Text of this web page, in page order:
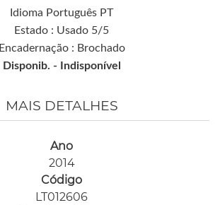
Idioma Português PT
Estado : Usado 5/5
Encadernação : Brochado
Disponib. -
Indisponível
MAIS DETALHES
Ano
2014
Código
LT012606